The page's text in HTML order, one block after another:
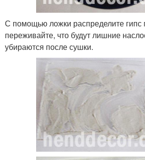
С помощью ложки распределите
переживайте, что будут лишние
убираются после сушки.